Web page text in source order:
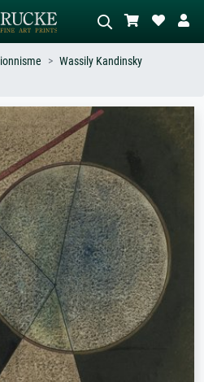
–
Décrivez la scène – ex. prairie verte,
abstrait avec beaucoup de rouge,
tableau sombre, nu debout près d'un
arbre.
Wassily Kandinsky